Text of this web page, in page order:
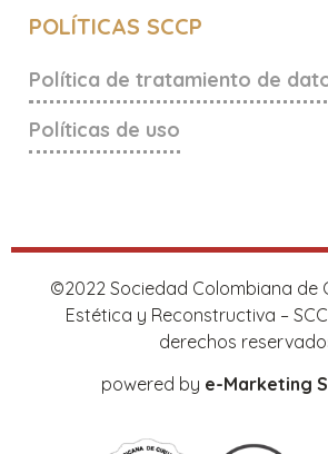
POLÍTICAS SCCP
Política de tratamiento de
Políticas de uso
©2022 Sociedad Colombiana de
Estética y Reconstructiva –
derechos
powered by e-Marketing